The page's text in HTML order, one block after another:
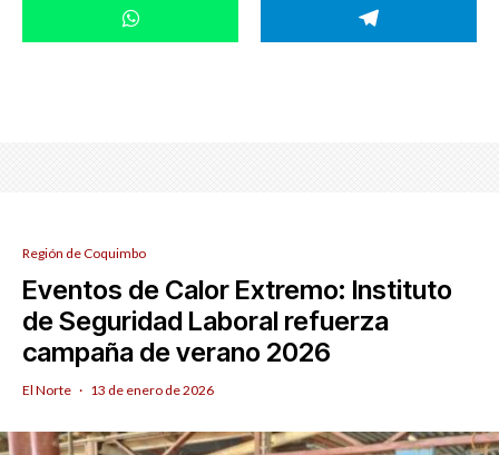
Región de Coquimbo
Eventos de Calor Extremo: Instituto
de Seguridad Laboral refuerza
campaña de verano 2026
El Norte · 13 de enero de 2026